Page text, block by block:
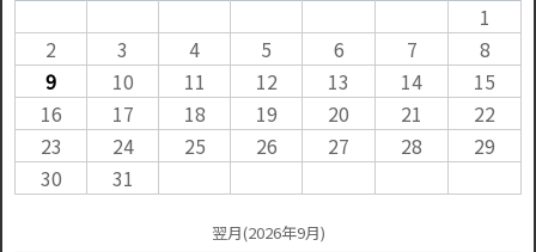
1
2
3 4 5 6 7
8
9
10 11 12 13 14
15
16
17 18 19 20 21
22
23
24 25 26 27 28
29
30
31
翌月(2026年9月)